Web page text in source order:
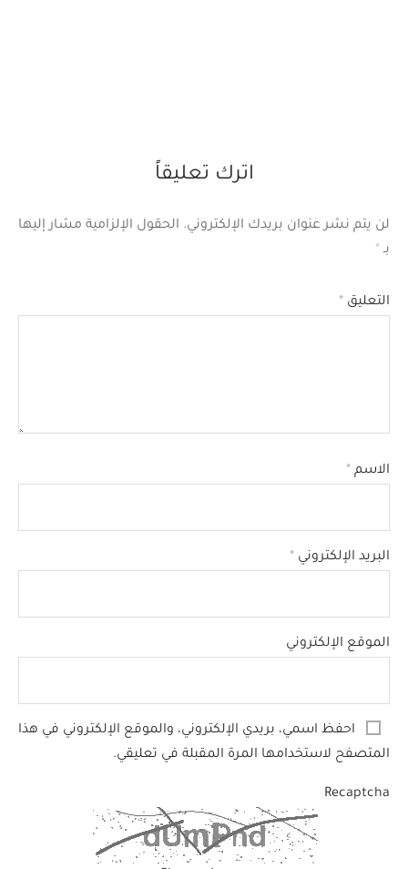
اترك تعليقاً
لن يتم نشر عنوان بريدك الإلكتروني. الحقول الإلزامية مشار إليها
بـ *
التعليق *
الاسم *
البريد الإلكتروني *
الموقع الإلكتروني
احفظ اسمي، بريدي الإلكتروني، والموقع الإلكتروني في هذا
المتصفح لاستخدامها المرة المقبلة في تعليقي.
Recaptcha